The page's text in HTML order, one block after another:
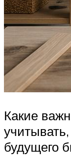
Какие
будущего